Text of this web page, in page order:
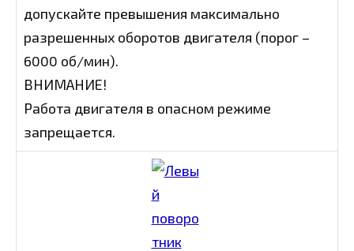
допускайте превышения максимально
разрешенных оборотов двигателя (порог –
6000 об/мин).
ВНИМАНИЕ!
Работа двигателя в опасном режиме
запрещается.